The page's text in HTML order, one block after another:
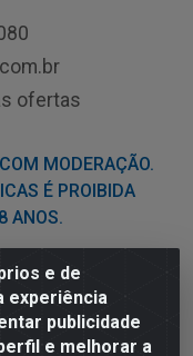
e de
experiência
publicidade
e melhorar a
ofertas
MODERAÇÃO.
É PROIBIDA
ANOS.
2738, Bloco F -
400 - CNPJ